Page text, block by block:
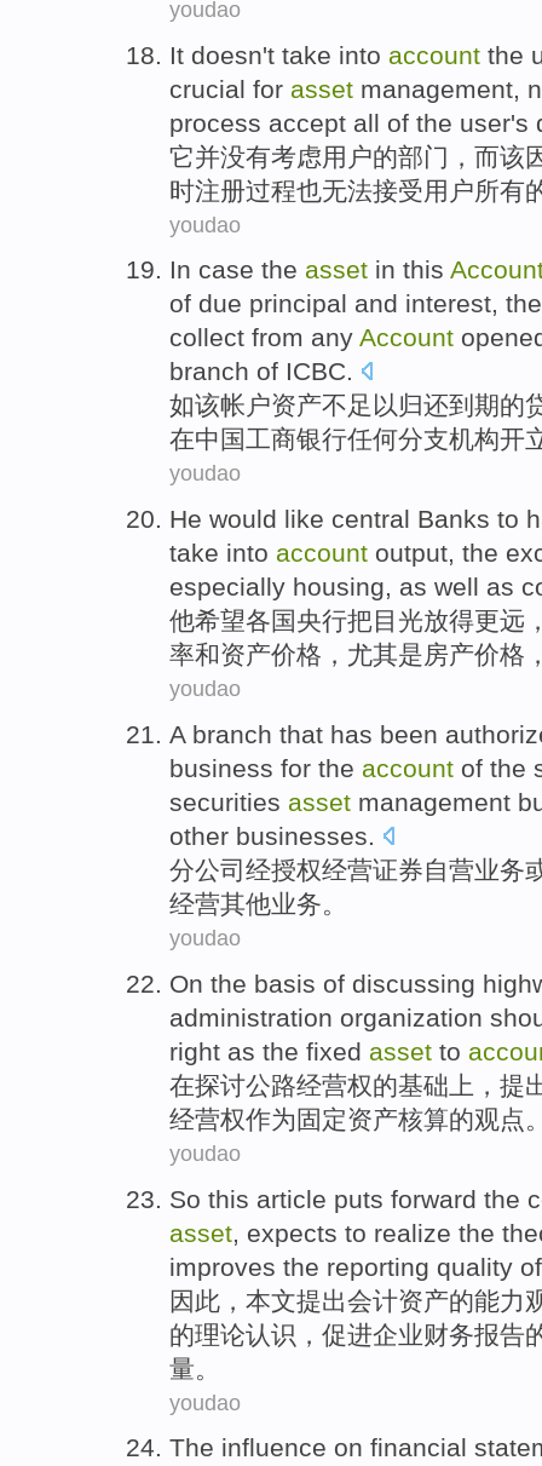
youdao
It doesn't take into account the
crucial for asset management
process accept all of the user's
它并没有考虑用户的部门 ， 而该
时注册过程也无法接受用户所有
youdao
In case the asset in this
of due principal and interest,
collect from any Account
branch of ICBC.
如该帐户资产不足以归还到期的
在中国工商银行任何分支机构开
youdao
He would like central Banks to
take into account output, the
especially housing, as well as
他希望各国央行把目光放得更远
率和资产价格 ， 尤其是房产价格
youdao
A branch that has been
business for the account of the
securities asset management
other businesses.
分公司 经授权经营证券自营业务
经营其他业务。
youdao
On the basis of discussing
administration organization
right as the fixed asset to
在探讨公路经营权的基础上 ，提
经营权作为 固定资产核算的观点
youdao
So this article puts forward the
asset expects to realize the
improves the reporting quality of
因此 ， 本文提出会计资产的能力
的理论认识 ， 促进企业财务报告
量 。
youdao
The influence on financial